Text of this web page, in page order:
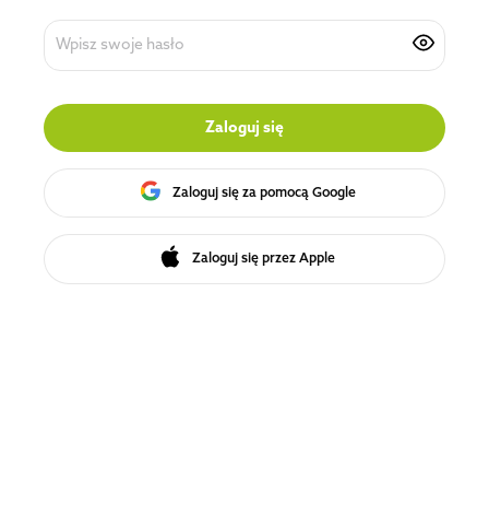
Zaloguj się
Zaloguj się za pomocą Google
Zaloguj się przez Apple